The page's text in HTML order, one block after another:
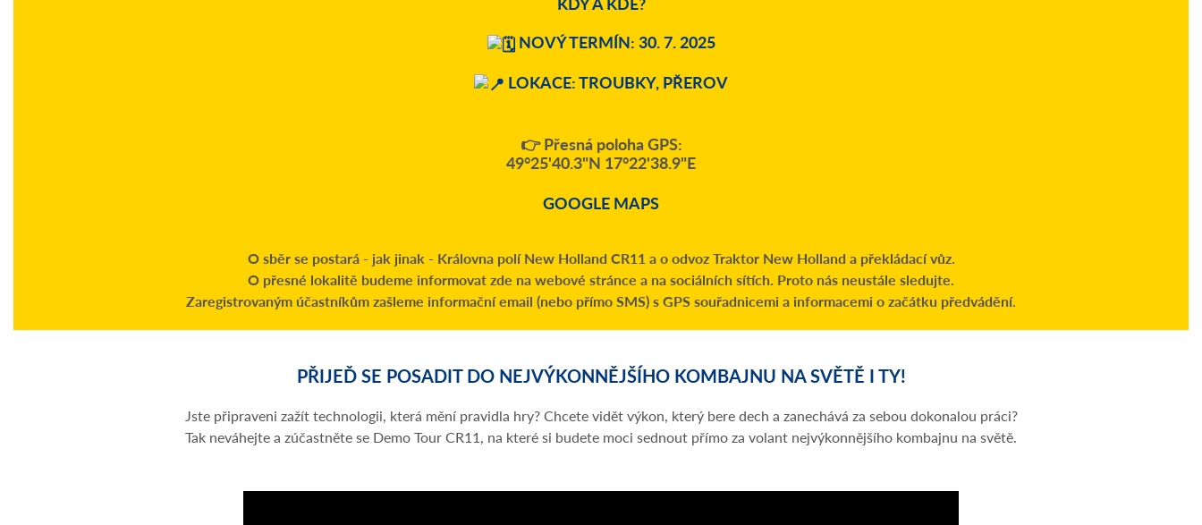
NOVÝ TERMÍN: 30. 7. 2025
LOKACE: TROUBKY, PŘEROV
👉 Přesná poloha GPS:
49°25'40.3"N 17°22'38.9"E
GOOGLE MAPS
O sběr se postará - jak jinak - Královna polí New Holland CR11 a o odvoz Traktor New Holland a překládací vůz.
O přesné lokalitě budeme informovat zde na webové stránce a na sociálních sítích. Proto nás neustále sledujte.
Zaregistrovaným účastníkům zašleme informační email (nebo přímo SMS) s GPS souřadnicemi a informacemi o začátku předvádění.
PŘIJEĎ SE POSADIT DO NEJVÝKONNĚJŠÍHO KOMBAJNU NA SVĚTĚ I TY!
Jste připraveni zažít technologii, která mění pravidla hry? Chcete vidět výkon, který bere dech a zanechává za sebou dokonalou práci?
Tak neváhejte a zúčastněte se Demo Tour CR11, na které si budete moci sednout přímo za volant nejvýkonnějšího kombajnu na světě.